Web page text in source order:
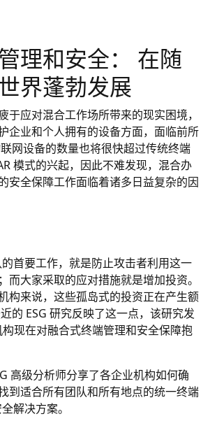
理和安全： 在随
界蓬勃发展
于应对混合工作场所带来的现实困境，
企业和个人拥有的设备方面，面临前所
网设备的数量也将很快超过传统终端
模式的兴起，因此不难发现，混合办
安全保障工作面临着诸多日益复杂的因
首要工作，就是防止攻击者利用这一
而大家采取的应对措施就是增加投资。
构来说，这些孤岛式的投资正在产生额
的 ESG 研究反映了这一点，该研究发
现在对融合式终端管理和安全保障抱
高级分析师分享了各企业机构如何确
到适合所有团队和所有地点的统一终端
解决方案。